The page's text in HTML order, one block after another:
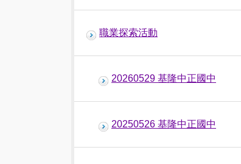
職業探索活動
20260529 基隆中正國中
20250526 基隆中正國中